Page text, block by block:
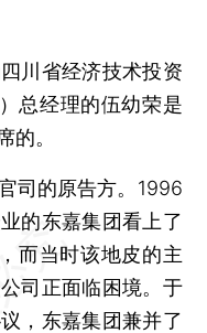
川省经济技术投资
总经理的伍幼荣是
的。
的原告方。1996
的东嘉集团看上了
而当时该地皮的主
司正面临困境。于
，东嘉集团兼并了